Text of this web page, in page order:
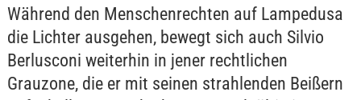
Während den Menschenrechten auf Lampedusa
die Lichter ausgehen, bewegt sich auch Silvio
Berlusconi weiterhin in jener rechtlichen
Grauzone, die er mit seinen strahlenden Beißern